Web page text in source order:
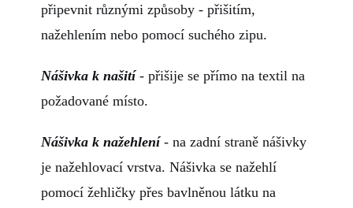
připevnit různými způsoby - přišitím,
nažehlením nebo pomocí suchého zipu.
Nášivka k našití- přišije se přímo na textil na
požadované místo.
Nášivka k nažehlení- na zadní straně nášivky
je nažehlovací vrstva. Nášivka se nažehlí
pomocí žehličky přes bavlněnou látku na